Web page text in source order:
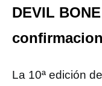
DEVIL
La 10ª edición de